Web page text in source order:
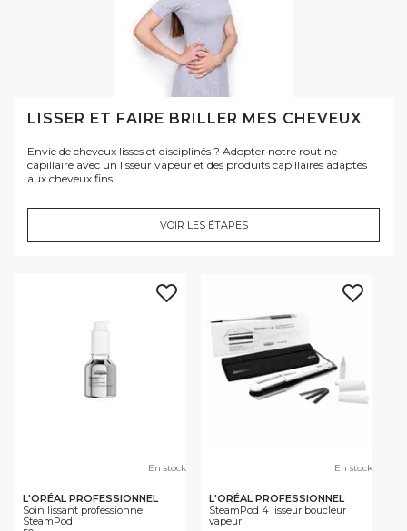
LISSER ET FAIRE BRILLER MES CHEVEUX
Envie de cheveux lisses et disciplinés ? Adopter notre routine
capillaire avec un lisseur vapeur et des produits capillaires adaptés
aux cheveux fins.
VOIR LES ÉTAPES
En stock
L'ORÉAL PROFESSIONNEL
Soin lissant professionnel
SteamPod
En stock
L'ORÉAL PROFESSIONNEL
SteamPod 4 lisseur boucleur
vapeur